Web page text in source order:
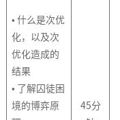
• 什么是次优
化，以及次
优化造成的
结果
• 了解囚徒困
境的博弈原
45分